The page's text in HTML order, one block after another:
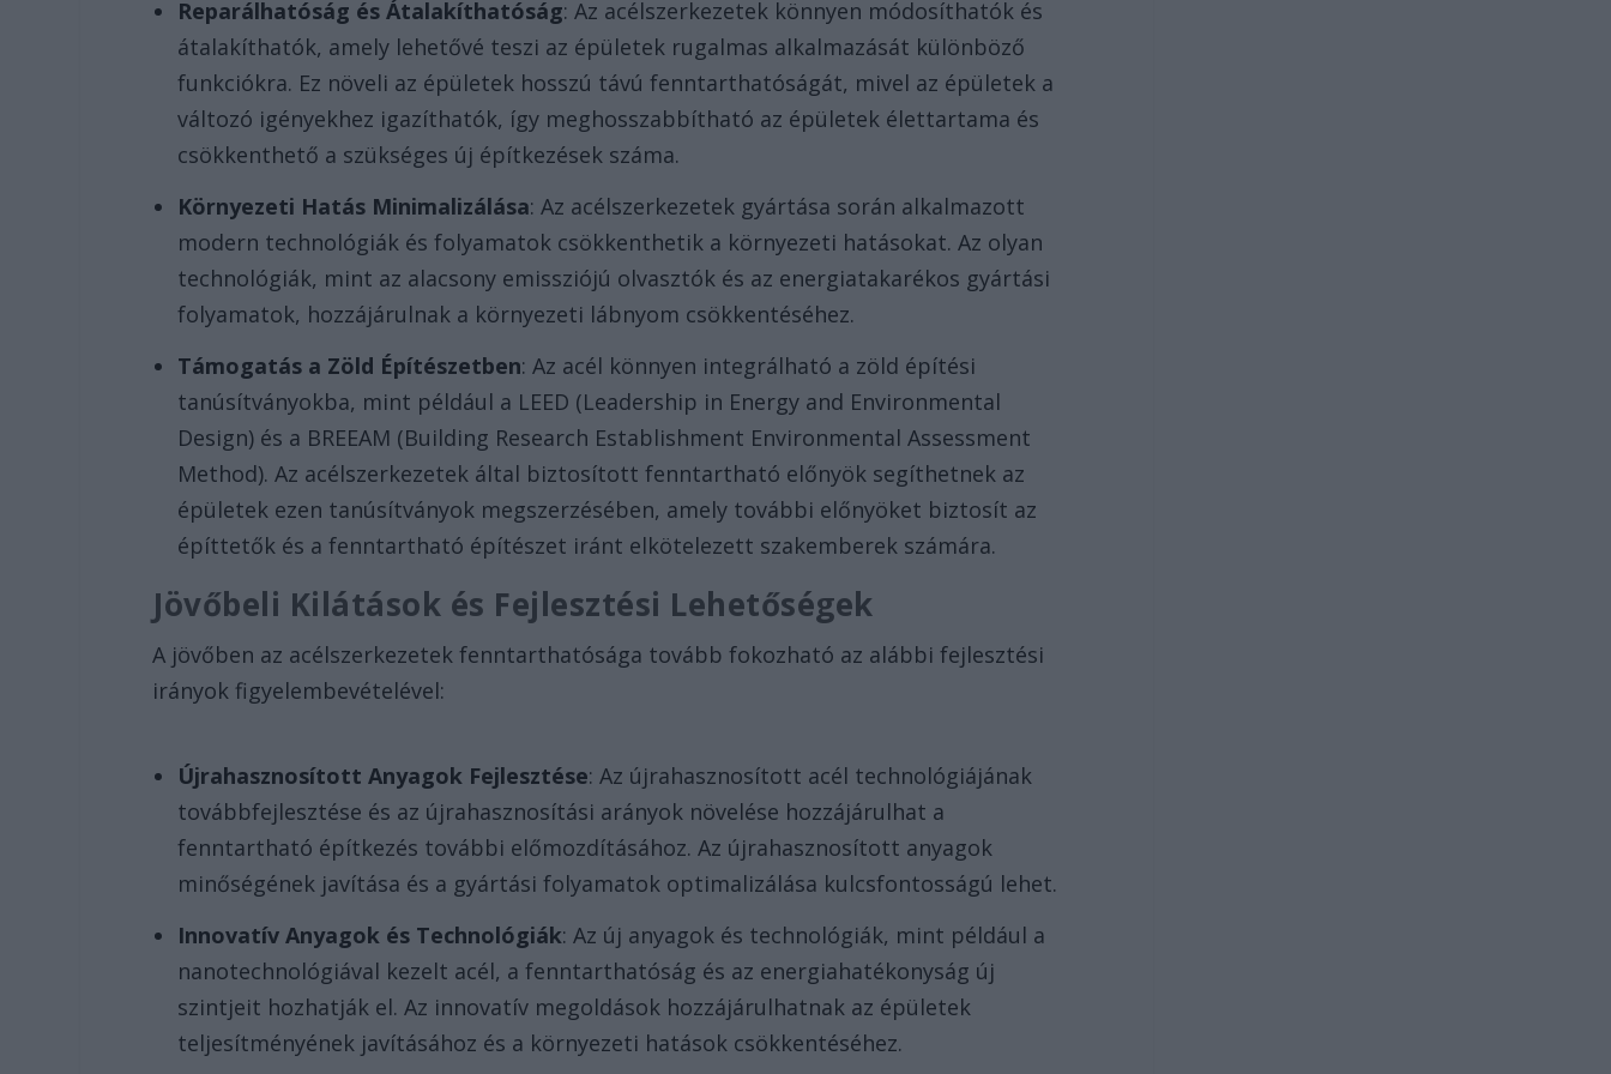
Reparálhatóság és Átalakíthatóság: Az acélszerkezetek könnyen módosíthatók és
átalakíthatók, amely lehetővé teszi az épületek rugalmas alkalmazását különböző
funkciókra. Ez növeli az épületek hosszú távú fenntarthatóságát, mivel az épületek a
változó igényekhez igazíthatók, így meghosszabbítható az épületek élettartama és
csökkenthető a szükséges új építkezések száma.
Környezeti Hatás Minimalizálása: Az acélszerkezetek gyártása során alkalmazott
modern technológiák és folyamatok csökkenthetik a környezeti hatásokat. Az olyan
technológiák, mint az alacsony emissziójú olvasztók és az energiatakarékos gyártási
folyamatok, hozzájárulnak a környezeti lábnyom csökkentéséhez.
Támogatás a Zöld Építészetben: Az acél könnyen integrálható a zöld építési
tanúsítványokba, mint például a LEED (Leadership in Energy and Environmental
Design) és a BREEAM (Building Research Establishment Environmental Assessment
Method). Az acélszerkezetek által biztosított fenntartható előnyök segíthetnek az
épületek ezen tanúsítványok megszerzésében, amely további előnyöket biztosít az
építtetők és a fenntartható építészet iránt elkötelezett szakemberek számára.
Jövőbeli Kilátások és Fejlesztési Lehetőségek
A jövőben az acélszerkezetek fenntarthatósága tovább fokozható az alábbi fejlesztési
irányok figyelembevételével:
Újrahasznosított Anyagok Fejlesztése: Az újrahasznosított acél technológiájának
továbbfejlesztése és az újrahasznosítási arányok növelése hozzájárulhat a
fenntartható építkezés további előmozdításához. Az újrahasznosított anyagok
minőségének javítása és a gyártási folyamatok optimalizálása kulcsfontosságú lehet.
Innovatív Anyagok és Technológiák: Az új anyagok és technológiák, mint például a
nanotechnológiával kezelt acél, a fenntarthatóság és az energiahatékonyság új
szintjeit hozhatják el. Az innovatív megoldások hozzájárulhatnak az épületek
teljesítményének javításához és a környezeti hatások csökkentéséhez.